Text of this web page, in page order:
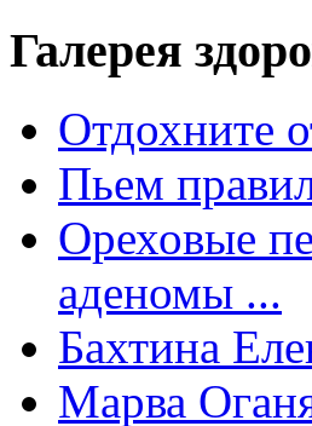
Галерея
Отдохните
Пьем
Ореховые
аденомы ...
Бахтина
Марва